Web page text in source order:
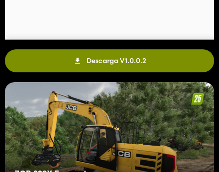
Descarga V1.0.0.2